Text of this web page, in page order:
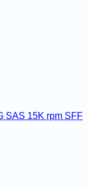
SAS 15K rpm SFF